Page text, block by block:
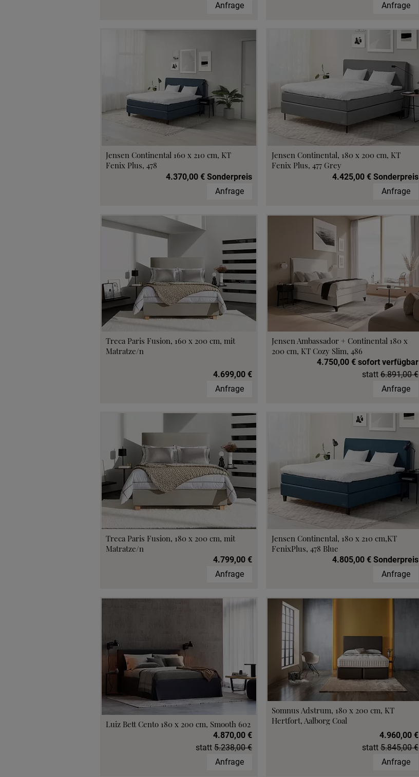
Anfrage
Anfrage
Jensen Continental 160 x 210 cm, KT
Fenix Plus, 478
4.370,00 € Sonderpreis
Anfrage
Jensen Continental, 180 x 200 cm, KT
Fenix Plus, 477 Grey
4.425,00 € Sonderpreis
Anfrage
Treca Paris Fusion, 160 x 200 cm, mit
Matratze/n
4.699,00 €
Anfrage
Jensen Ambassador + Continental 180 x
200 cm, KT Cozy Slim, 486
4.750,00 € sofort verfügbar
statt 6.891,00 €
Anfrage
Treca Paris Fusion, 180 x 200 cm, mit
Matratze/n
4.799,00 €
Anfrage
Jensen Continental, 180 x 210 cm,KT
FenixPlus, 478 Blue
4.805,00 € Sonderpreis
Anfrage
Luiz Bett Cento 180 x 200 cm, Smooth 602
4.870,00 €
statt5.238,00 €
Anfrage
Somnus Adstrum, 180 x 200 cm, KT
Hertfort, Aalborg Coal
4.960,00 €
statt 5.845,00 €
Anfrage